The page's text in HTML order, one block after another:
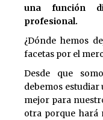
una función
profesional.
¿Dónde hemos
facetas por el
Desde que
debemos
mejor para
otra porque hará